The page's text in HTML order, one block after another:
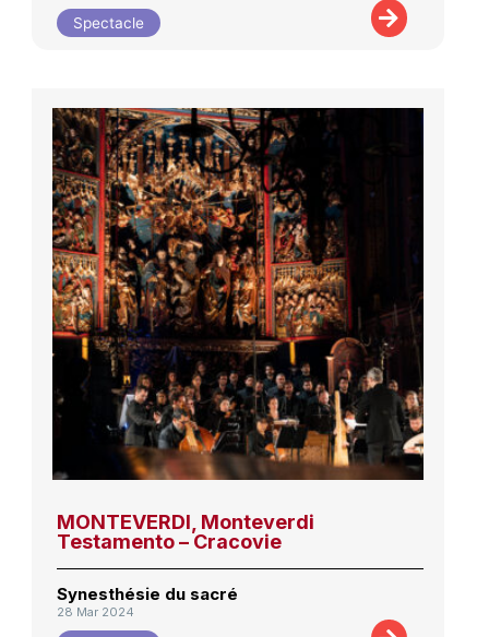
Spectacle
MONTEVERDI, Monteverdi
Testamento – Cracovie
Synesthésie du sacré
28 Mar 2024